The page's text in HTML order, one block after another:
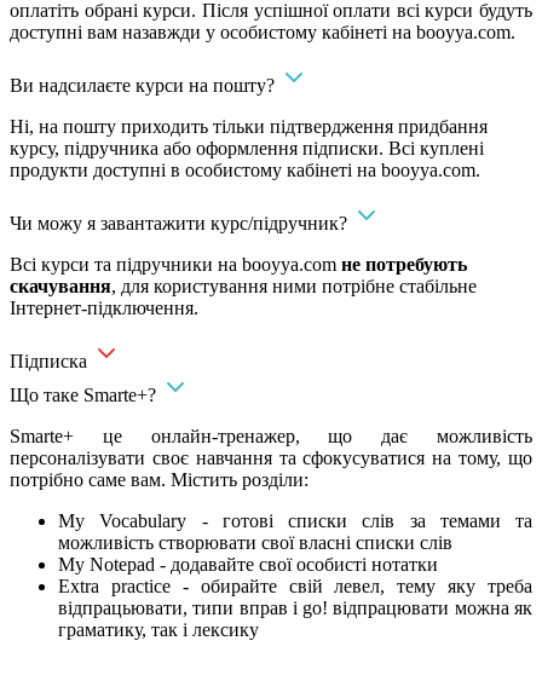
оплатіть обрані курси. Після успішної оплати всі курси будуть
доступні вам назавжди у особистому кабінеті на booyya.com.
Ви надсилаєте курси на пошту?
Ні, на пошту приходить тільки підтвердження придбання
курсу, підручника або оформлення підписки. Всі куплені
продукти доступні в особистому кабінеті на booyya.com.
Чи можу я завантажити курс/підручник?
Всі курси та підручники на booyya.com не потребують
скачування, для користування ними потрібне стабільне
Інтернет-підключення.
Підписка
Що таке Smarte+?
Smarte+ це онлайн-тренажер, що дає можливість
персоналізувати своє навчання та сфокусуватися на тому, що
потрібно саме вам. Містить розділи:
My Vocabulary - готові списки слів за темами та
можливість створювати свої власні списки слів
My Notepad - додавайте свої особисті нотатки
Extra practice - обирайте свій левел, тему яку треба
відпрацьювати, типи вправ і go! відпрацювати можна як
граматику, так і лексику